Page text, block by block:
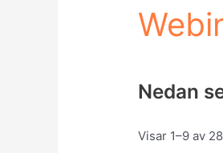
Nedan
Visar 1–9 av